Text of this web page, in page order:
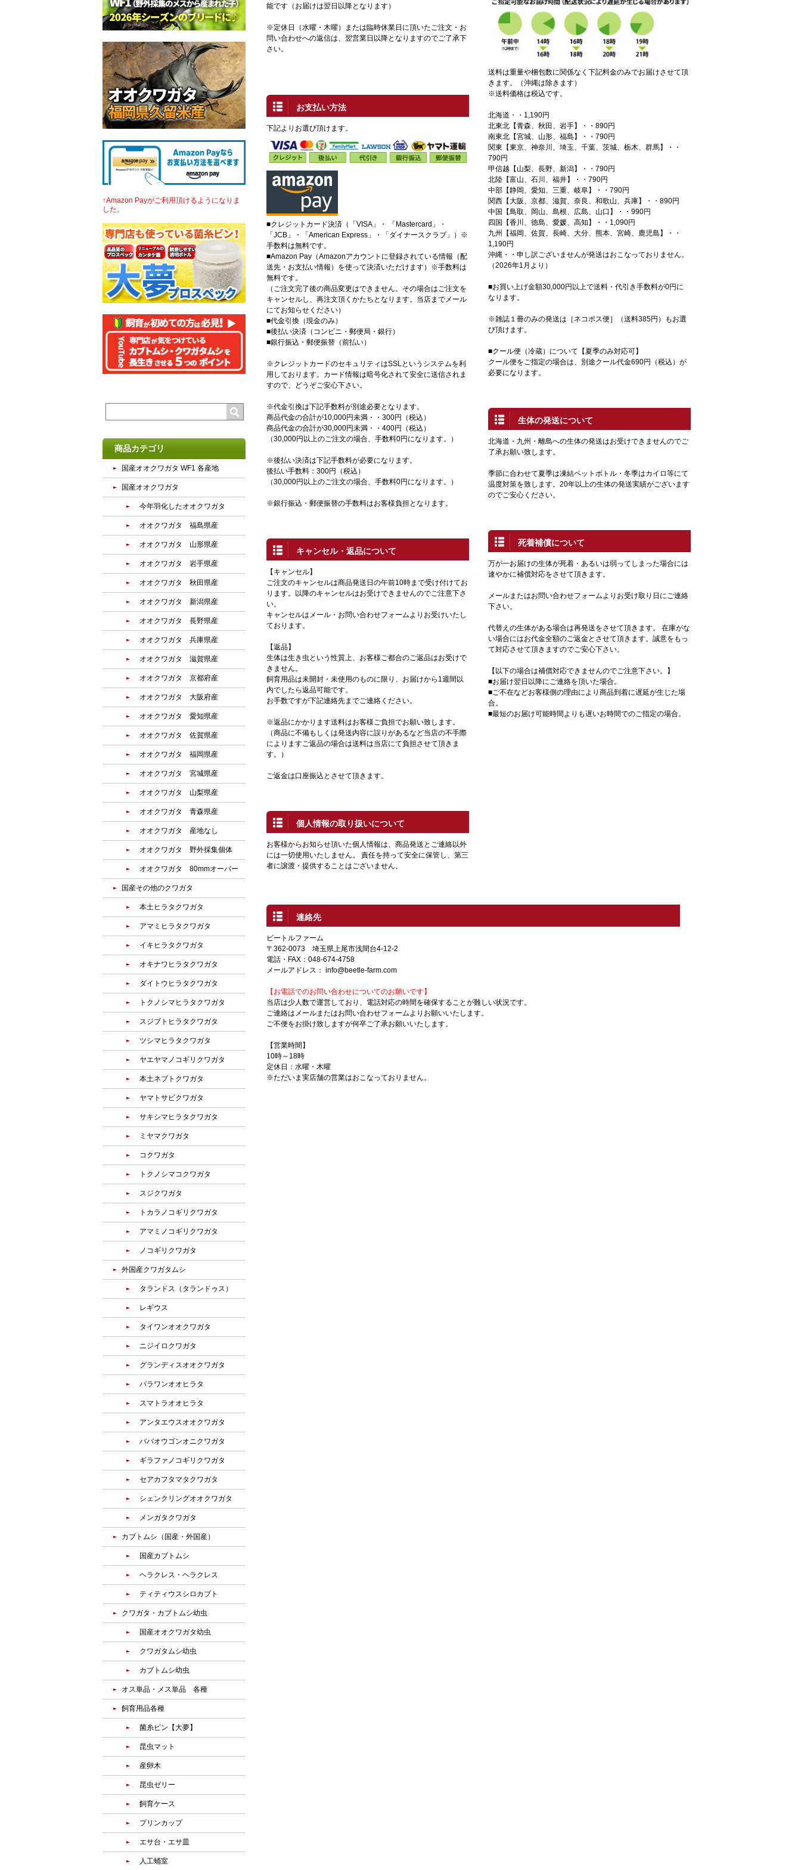
能です（お届けは翌日以降となります）
※定休日（水曜・木曜）または臨時休業日に頂いたご注文・お
問い合わせへの返信は、翌営業日以降となりますのでご了承下
さい。
お支払い方法
下記よりお選び頂けます。
■クレジットカード決済（「VISA」・ 「Mastercard」・
「JCB」・「American Express」・「ダイナースクラブ」）※
手数料は無料です。
■Amazon Pay（Amazonアカウントに登録されている情報（配
送先・お支払い情報）を使って決済いただけます）※手数料は
無料です。
（ご注文完了後の商品変更はできません。その場合はご注文を
キャンセルし、再注文頂くかたちとなります。当店までメール
にてお知らせください）
■代金引換（現金のみ）
■後払い決済（コンビニ・郵便局・銀行）
■銀行振込・郵便振替（前払い）
※クレジットカードのセキュリティはSSLというシステムを利
用しております。カード情報は暗号化されて安全に送信されま
すので、どうぞご安心下さい。
※代金引換は下記手数料が別途必要となります。
商品代金の合計が10,000円未満・・300円（税込）
商品代金の合計が30,000円未満・・400円（税込）
（30,000円以上のご注文の場合、手数料0円になります。）
※後払い決済は下記手数料が必要になります。
後払い手数料：300円（税込）
（30,000円以上のご注文の場合、手数料0円になります。）
※銀行振込・郵便振替の手数料はお客様負担となります。
キャンセル・返品について
【キャンセル】
ご注文のキャンセルは商品発送日の午前10時まで受け付けてお
ります。以降のキャンセルはお受けできませんのでご注意下さ
い。
キャンセルはメール・お問い合わせフォームよりお受けいたし
ております。
【返品】
生体は生き虫という性質上、お客様ご都合のご返品はお受けで
きません。
飼育用品は未開封・未使用のものに限り、お届けから1週間以
内でしたら返品可能です。
お手数ですが下記連絡先までご連絡ください。
※返品にかかります送料はお客様ご負担でお願い致します。
（商品に不備もしくは発送内容に誤りがあるなど当店の不手際
によりますご返品の場合は送料は当店にて負担させて頂きま
す。）
ご返金は口座振込とさせて頂きます。
個人情報の取り扱いについて
お客様からお知らせ頂いた個人情報は、商品発送とご連絡以外
には一切使用いたしません。 責任を持って安全に保管し、第三
者に譲渡・提供することはございません。
送料は重量や梱包数に関係なく下記料金のみでお届けさせて頂
きます。（沖縄は除きます）
※送料価格は税込です。
北海道・・1,190円
北東北【青森、秋田、岩手】・・890円
南東北【宮城、山形、福島】・・790円
関東【東京、神奈川、埼玉、千葉、茨城、栃木、群馬】・・
790円
甲信越【山梨、長野、新潟】・・790円
北陸【富山、石川、福井】・・790円
中部【静岡、愛知、三重、岐阜】・・790円
関西【大阪、京都、滋賀、奈良、和歌山、兵庫】・・890円
中国【鳥取、岡山、島根、広島、山口】・・990円
四国【香川、徳島、愛媛、高知】・・1,090円
九州【福岡、佐賀、長崎、大分、熊本、宮崎、鹿児島】・・
1,190円
沖縄・・申し訳ございませんが発送はおこなっておりません。
（2026年1月より）
■お買い上げ金額30,000円以上で送料・代引き手数料が0円に
なります。
※雑誌１冊のみの発送は［ネコポス便］（送料385円）もお選
び頂けます。
■クール便（冷蔵）について【夏季のみ対応可】
クール便をご指定の場合は、別途クール代金690円（税込）が
必要になります。
生体の発送について
北海道・九州・離島への生体の発送はお受けできませんのでご
了承お願い致します。
季節に合わせて夏季は凍結ペットボトル・冬季はカイロ等にて
温度対策を致します。20年以上の生体の発送実績がございます
のでご安心ください。
死着補償について
万が一お届けの生体が死着・あるいは弱ってしまった場合には
速やかに補償対応をさせて頂きます。
メールまたはお問い合わせフォームよりお受け取り日にご連絡
下さい。
代替えの生体がある場合は再発送をさせて頂きます。 在庫がな
い場合にはお代金全額のご返金とさせて頂きます。誠意をもっ
て対応させて頂きますのでご安心下さい。
【以下の場合は補償対応できませんのでご注意下さい。】
■お届け翌日以降にご連絡を頂いた場合。
■ご不在などお客様側の理由により商品到着に遅延が生じた場
合。
■最短のお届け可能時間よりも遅いお時間でのご指定の場合。
連絡先
ビートルファーム
〒362-0073 埼玉県上尾市浅間台4-12-2
電話・FAX：048-674-4758
メールアドレス： info@beetle-farm.com
【お電話でのお問い合わせについてのお願いです】
当店は少人数で運営しており、電話対応の時間を確保することが難しい状況です。
ご連絡はメールまたはお問い合わせフォームよりお願いいたします。
ご不便をお掛け致しますが何卒ご了承お願いいたします。
【営業時間】
10時～18時
定休日：水曜・木曜
※ただいま実店舗の営業はおこなっておりません。
↑Amazon Payがご利用頂けるようになりま
した。
商品カテゴリ
国産オオクワガタ WF1 各産地
国産オオクワガタ
今年羽化したオオクワガタ
オオクワガタ 福島県産
オオクワガタ 山形県産
オオクワガタ 岩手県産
オオクワガタ 秋田県産
オオクワガタ 新潟県産
オオクワガタ 長野県産
オオクワガタ 兵庫県産
オオクワガタ 滋賀県産
オオクワガタ 京都府産
オオクワガタ 大阪府産
オオクワガタ 愛知県産
オオクワガタ 佐賀県産
オオクワガタ 福岡県産
オオクワガタ 宮城県産
オオクワガタ 山梨県産
オオクワガタ 青森県産
オオクワガタ 産地なし
オオクワガタ 野外採集個体
オオクワガタ 80mmオーバー
国産その他のクワガタ
本土ヒラタクワガタ
アマミヒラタクワガタ
イキヒラタクワガタ
オキナワヒラタクワガタ
ダイトウヒラタクワガタ
トクノシマヒラタクワガタ
スジブトヒラタクワガタ
ツシマヒラタクワガタ
ヤエヤマノコギリクワガタ
本土ネブトクワガタ
ヤマトサビクワガタ
サキシマヒラタクワガタ
ミヤマクワガタ
コクワガタ
トクノシマコクワガタ
スジクワガタ
トカラノコギリクワガタ
アマミノコギリクワガタ
ノコギリクワガタ
外国産クワガタムシ
タランドス（タランドゥス）
レギウス
タイワンオオクワガタ
ニジイロクワガタ
グランディスオオクワガタ
パラワンオオヒラタ
スマトラオオヒラタ
アンタエウスオオクワガタ
ババオウゴンオニクワガタ
ギラファノコギリクワガタ
セアカフタマタクワガタ
シェンクリングオオクワガタ
メンガタクワガタ
カブトムシ（国産・外国産）
国産カブトムシ
ヘラクレス・ヘラクレス
ティティウスシロカブト
クワガタ・カブトムシ幼虫
国産オオクワガタ幼虫
クワガタムシ幼虫
カブトムシ幼虫
オス単品・メス単品 各種
飼育用品各種
菌糸ビン【大夢】
昆虫マット
産卵木
昆虫ゼリー
飼育ケース
プリンカップ
エサ台・エサ皿
人工蛹室